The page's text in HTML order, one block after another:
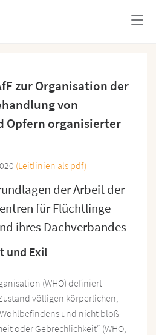
zur Organisation der
von
Opfern organisierter
(Leitlinien als pdf)
der Arbeit der
für Flüchtlinge
ihres Dachverbandes
und Exil
(WHO) definiert
völligen körperlichen,
und nicht bloß
oder Gebrechlichkeit“ (WHO,